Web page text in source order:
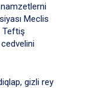
Meclis
Teftiş
cedvelini
gizli rey